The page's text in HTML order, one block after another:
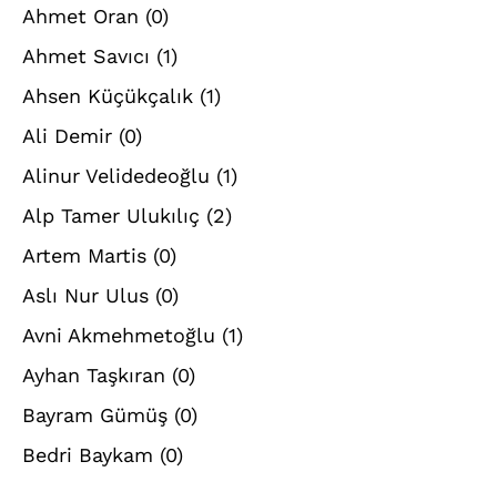
Ahmet Oran (0)
Ahmet Savıcı (1)
Ahsen Küçükçalık (1)
Ali Demir (0)
Alinur Velidedeoğlu (1)
Alp Tamer Ulukılıç (2)
Artem Martis (0)
Aslı Nur Ulus (0)
Avni Akmehmetoğlu (1)
Ayhan Taşkıran (0)
Bayram Gümüş (0)
Bedri Baykam (0)